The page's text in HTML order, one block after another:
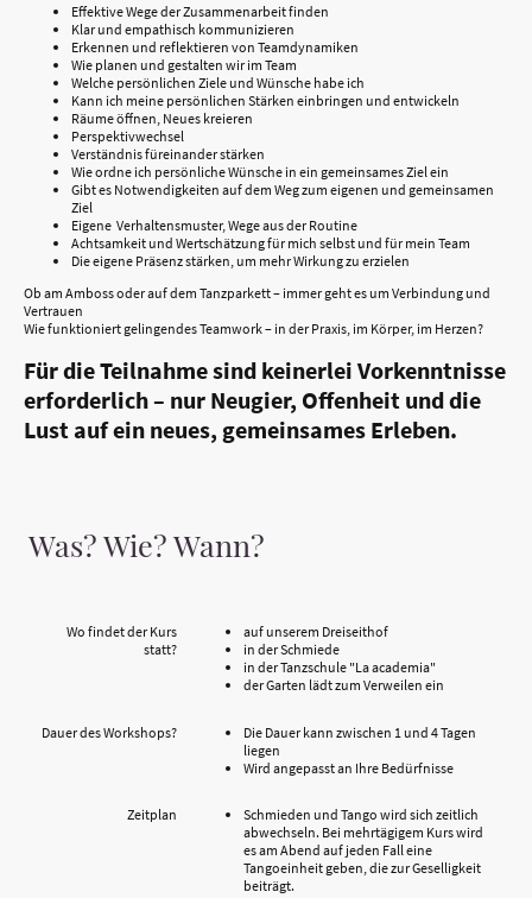
Effektive Wege der Zusammenarbeit finden
Klar und empathisch kommunizieren
Erkennen und reflektieren von Teamdynamiken
Wie planen und gestalten wir im Team
Welche persönlichen Ziele und Wünsche habe ich
Kann ich meine persönlichen Stärken einbringen und entwickeln
Räume öffnen, Neues kreieren
Perspektivwechsel
Verständnis füreinander stärken
Wie ordne ich persönliche Wünsche in ein gemeinsames Ziel ein
Gibt es Notwendigkeiten auf dem Weg zum eigenen und gemeinsamen
Ziel
Eigene Verhaltensmuster, Wege aus der Routine
Achtsamkeit und Wertschätzung für mich selbst und für mein Team
Die eigene Präsenz stärken, um mehr Wirkung zu erzielen
Ob am Amboss oder auf dem Tanzparkett – immer geht es um Verbindung und
Vertrauen
Wie funktioniert gelingendes Teamwork – in der Praxis, im Körper, im Herzen?
Für die Teilnahme sind keinerlei Vorkenntnisse
erforderlich – nur Neugier, Offenheit und die
Lust auf ein neues, gemeinsames Erleben.
Was? Wie? Wann?
Wo findet der Kurs
statt?
auf unserem Dreiseithof
in der Schmiede
in der Tanzschule "La academia"
der Garten lädt zum Verweilen ein
Dauer des Workshops?
Die Dauer kann zwischen 1 und 4 Tagen
liegen
Wird angepasst an Ihre Bedürfnisse
Zeitplan
Schmieden und Tango wird sich zeitlich
abwechseln. Bei mehrtägigem Kurs wird
es am Abend auf jeden Fall eine
Tangoeinheit geben, die zur Geselligkeit
beiträgt.